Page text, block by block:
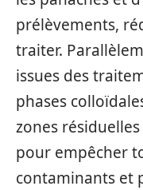
prélèvements,
traiter.
issues des
phases
zones
pour empêcher
contaminants et